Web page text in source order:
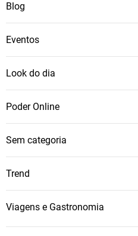
Blog
Eventos
Look do dia
Poder Online
Sem categoria
Trend
Viagens e Gastronomia